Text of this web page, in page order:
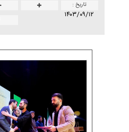
تاريخ :
۱۴۰۳/۰۹/۱۲